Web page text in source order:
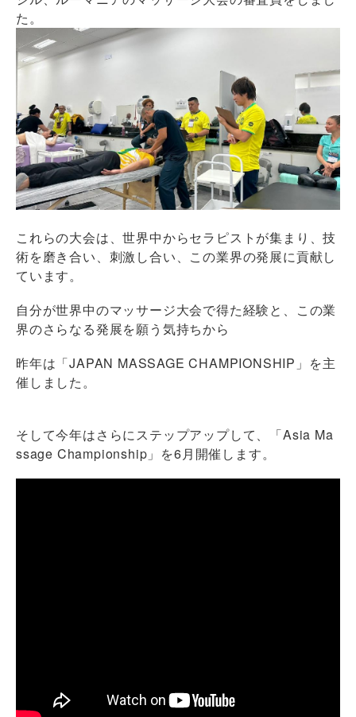
た。
これらの大会は、世界中からセラピストが集まり、技
術を磨き合い、刺激し合い、この業界の発展に貢献し
ています。
自分が世界中のマッサージ大会で得た経験と、この業
界のさらなる発展を願う気持ちから
昨年は「JAPAN MASSAGE CHAMPIONSHIP」を主
催しました。
そして今年はさらにステップアップして、「Asia Ma
ssage Championship」を6月開催します。